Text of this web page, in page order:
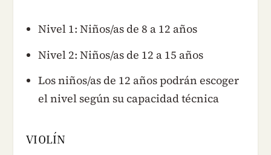
Nivel 1: Niños/as de 8 a 12 años
Nivel 2: Niños/as de 12 a 15 años
Los niños/as de 12 años podrán escoger
el nivel según su capacidad técnica
VIOLÍN